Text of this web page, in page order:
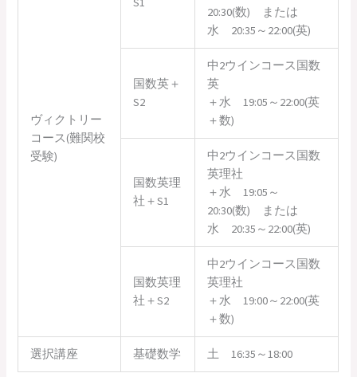
ヴィクトリー
コース(難関校
受験)
20:30(数) または
水 20:35～22:00(英)
国数英＋
S2
中2ウインコース国数
英
＋水 19:05～22:00(英
＋数)
国数英理
社＋S1
中2ウインコース国数
英理社
＋水 19:05～
20:30(数) または
水 20:35～22:00(英)
国数英理
社＋S2
中2ウインコース国数
英理社
＋水 19:00～22:00(英
＋数)
選択講座 基礎数学 土 16:35～18:00